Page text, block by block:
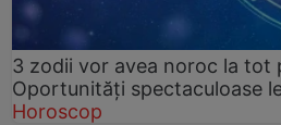
3 zodii vor avea noroc la tot
Oportunități spectaculoase
Horoscop